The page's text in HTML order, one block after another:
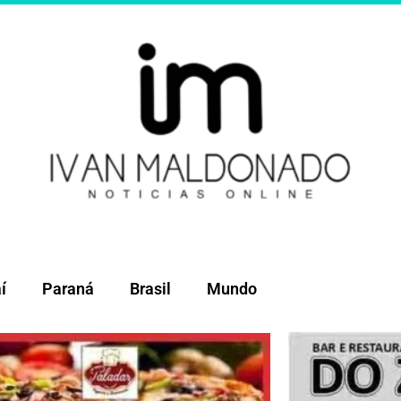
Paraná Brasil Mundo